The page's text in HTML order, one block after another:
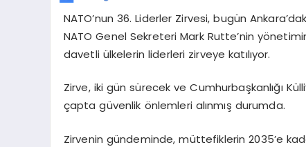
NATO’nun 36. Liderler Zirvesi, bugün
NATO Genel Sekreteri Mark Rutte’nin
davetli ülkelerin liderleri zirveye katılıyor.
Zirve, iki gün sürecek ve Cumhurbaşkanlığı
çapta güvenlik önlemleri alınmış durumda.
Zirvenin gündeminde, müttefiklerin 2035’e